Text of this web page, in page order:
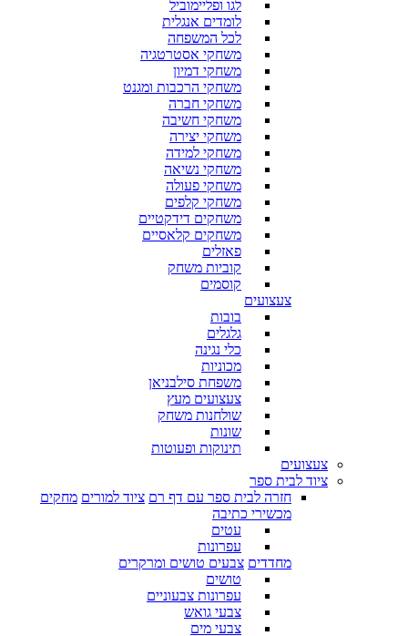
לגו ופליימוביל
לומדים אנגלית
לכל המשפחה
משחקי אסטרטגיה
משחקי דמיון
משחקי הרכבות ומגנט
משחקי חברה
משחקי חשיבה
משחקי יצירה
משחקי למידה
משחקי נשיאה
משחקי פעולה
משחקי קלפים
משחקים דידקטיים
משחקים קלאסיים
פאזלים
קוביות משחק
קוסמים
צעצועים
בובות
גלגלים
כלי נגינה
מכוניות
משפחת סילבניאן
צעצועים מעץ
שולחנות משחק
שונות
תינוקות ופעוטות
צעצועים
ציוד לבית ספר
חזרה לבית ספר עם דף רם ציוד למורים מחקים
מכשירי כתיבה
עטים
עפרונות
מחדדים צבעים טושים ומרקרים
טושים
עפרונות צבעוניים
צבעי גואש
צבעי מים